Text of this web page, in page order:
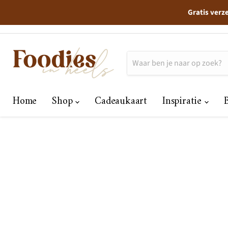
Gratis
Home Shop Cadeaukaart Inspiratie